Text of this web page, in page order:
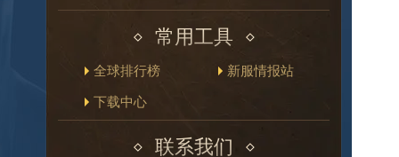
常用工具
全球排行榜 新服情报站
下载中心
联系我们